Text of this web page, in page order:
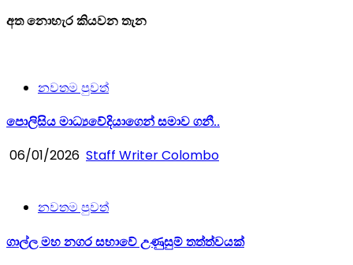
අත නොහැර කියවන තැන
නවතම පුවත්
පොලිසිය මාධ්‍යවේදියාගෙන් සමාව ගනී..
06/01/2026 Staff Writer Colombo
නවතම පුවත්
ගාල්ල මහ නගර සභාවේ උණුසුම් තත්ත්වයක්